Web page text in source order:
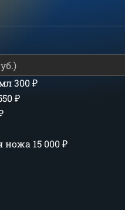
300₽
₽
ножа 15 000₽